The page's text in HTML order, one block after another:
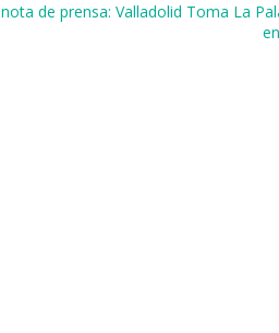
nota de prensa: Valladolid Toma La